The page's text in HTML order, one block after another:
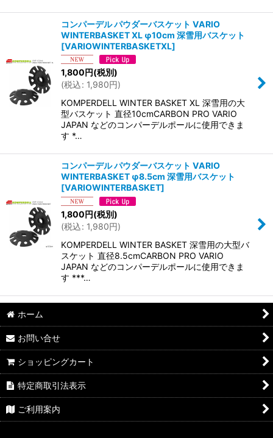
コンパーデル パウダーバスケット VARIO
WINTERBASKET XL φ10cm 深雪用バスケット
[VARIOWINTERBASKETXL]
1,800円(税別)
(税込: 1,980円)
KOMPERDELL WINTER BASKET XL 深雪用の大
型バスケット 直径10cmCARBON PRO VARIO
JAPAN などのコンパーデルポールに使用できま
す *…
コンパーデル パウダーバスケット VARIO
WINTERBASKET φ8.5cm 深雪用バスケット
[VARIOWINTERBASKET]
1,800円(税別)
(税込: 1,980円)
KOMPERDELL WINTER BASKET 深雪用の大型バ
スケット 直径8.5cmCARBON PRO VARIO
JAPAN などのコンパーデルポールに使用できま
す ***…
ホーム
お問い合せ
ショッピングカート
特定商取引法表示
ご利用案内